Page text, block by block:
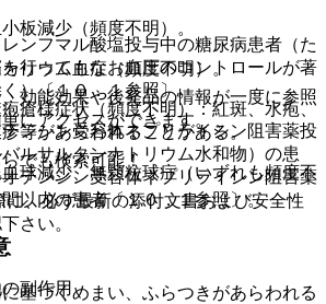
ンフマル酸塩投与中の糖尿病患者（た
行ってもなお血圧のコントロールが著
）〔１０．１参照〕。
ンシン受容体ネプリライシン阻害薬投
ルサルタンナトリウム水和物）の患
テンシン受容体ネプリライシン阻害薬
以内の患者〔１０．１参照〕。
基づくめまい、ふらつきがあらわれる
板減少（頻度不明）。
リウム血症（頻度不明）。
瘡様症状（頻度不明）：紅斑、水疱、
等があらわれることがある。
球減少、無顆粒球症（いずれも頻度不
副作用
効能効果や後発品の情報が一度に参照
にアクセスができます。
でも検索可能！
、必ず最新の添付文書および安全性
さい。